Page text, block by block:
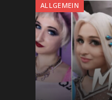
ALLGEMEIN